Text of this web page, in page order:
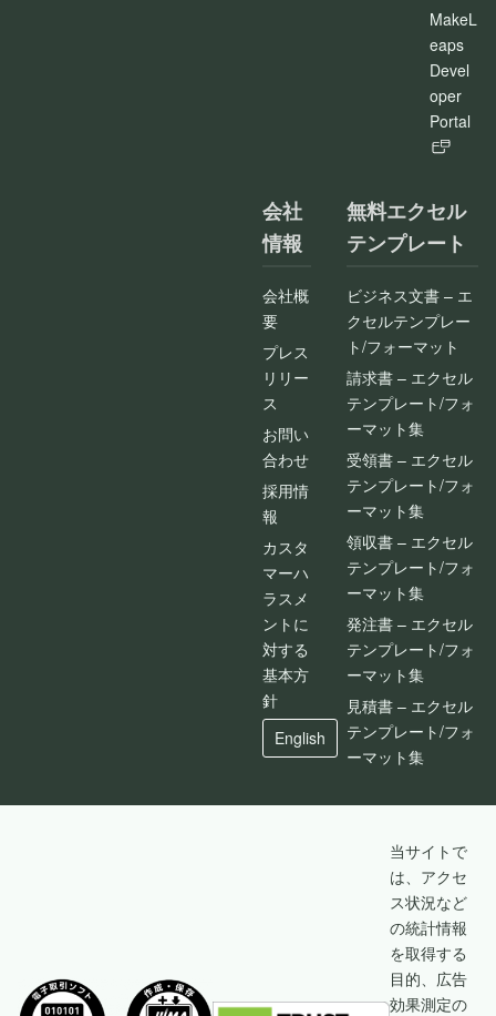
MakeL
eaps
Devel
oper
Portal
会社
情報
会社概
要
プレス
リリー
ス
お問い
合わせ
採用情
報
カスタ
マーハ
ラスメ
ントに
対する
基本方
針
English
無料エクセル
テンプレート
ビジネス文書 – エ
クセルテンプレー
ト/フォーマット
請求書 – エクセル
テンプレート/フォ
ーマット集
受領書 – エクセル
テンプレート/フォ
ーマット集
領収書 – エクセル
テンプレート/フォ
ーマット集
発注書 – エクセル
テンプレート/フォ
ーマット集
見積書 – エクセル
テンプレート/フォ
ーマット集
当サイトで
は、アクセ
ス状況など
の統計情報
を取得する
目的、広告
効果測定の